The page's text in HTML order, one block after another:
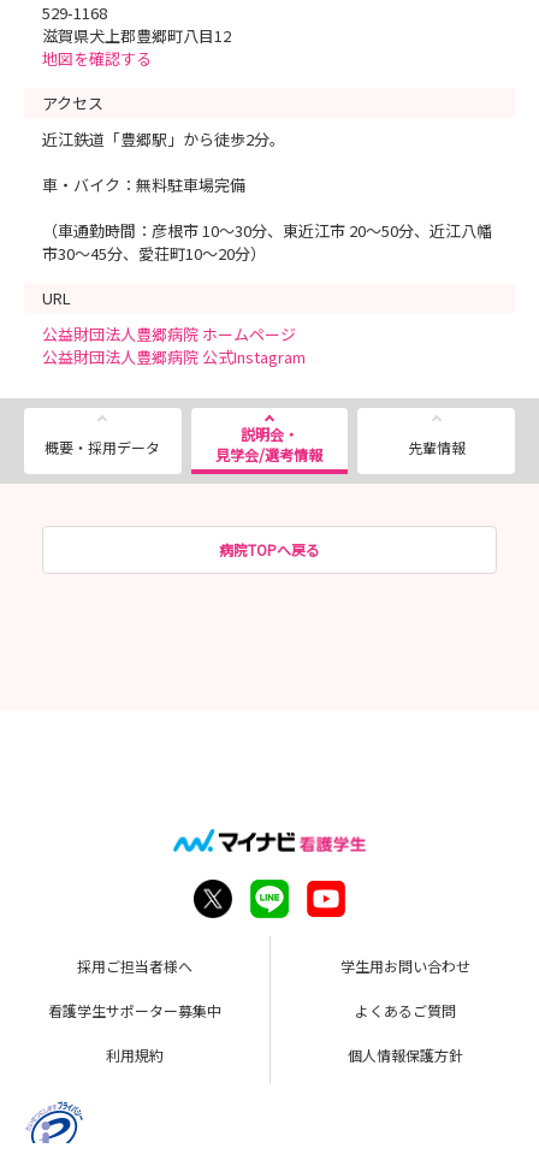
529-1168
滋賀県犬上郡豊郷町八目12
地図を確認する
アクセス
近江鉄道「豊郷駅」から徒歩2分。
車・バイク：無料駐車場完備
（車通勤時間：彦根市 10～30分、東近江市 20～50分、近江八幡
市30～45分、愛荘町10～20分）
URL
公益財団法人豊郷病院 ホームページ
公益財団法人豊郷病院 公式Instagram
概要・採用データ
説明会・
見学会/選考情報
先輩情報
病院TOPへ戻る
採用ご担当者様へ 学生用お問い合わせ
看護学生サポーター募集中 よくあるご質問
利用規約 個人情報保護方針